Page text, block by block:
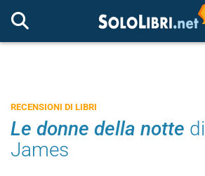
RECENSIONI DI LIBRI
Le donne della notte
James